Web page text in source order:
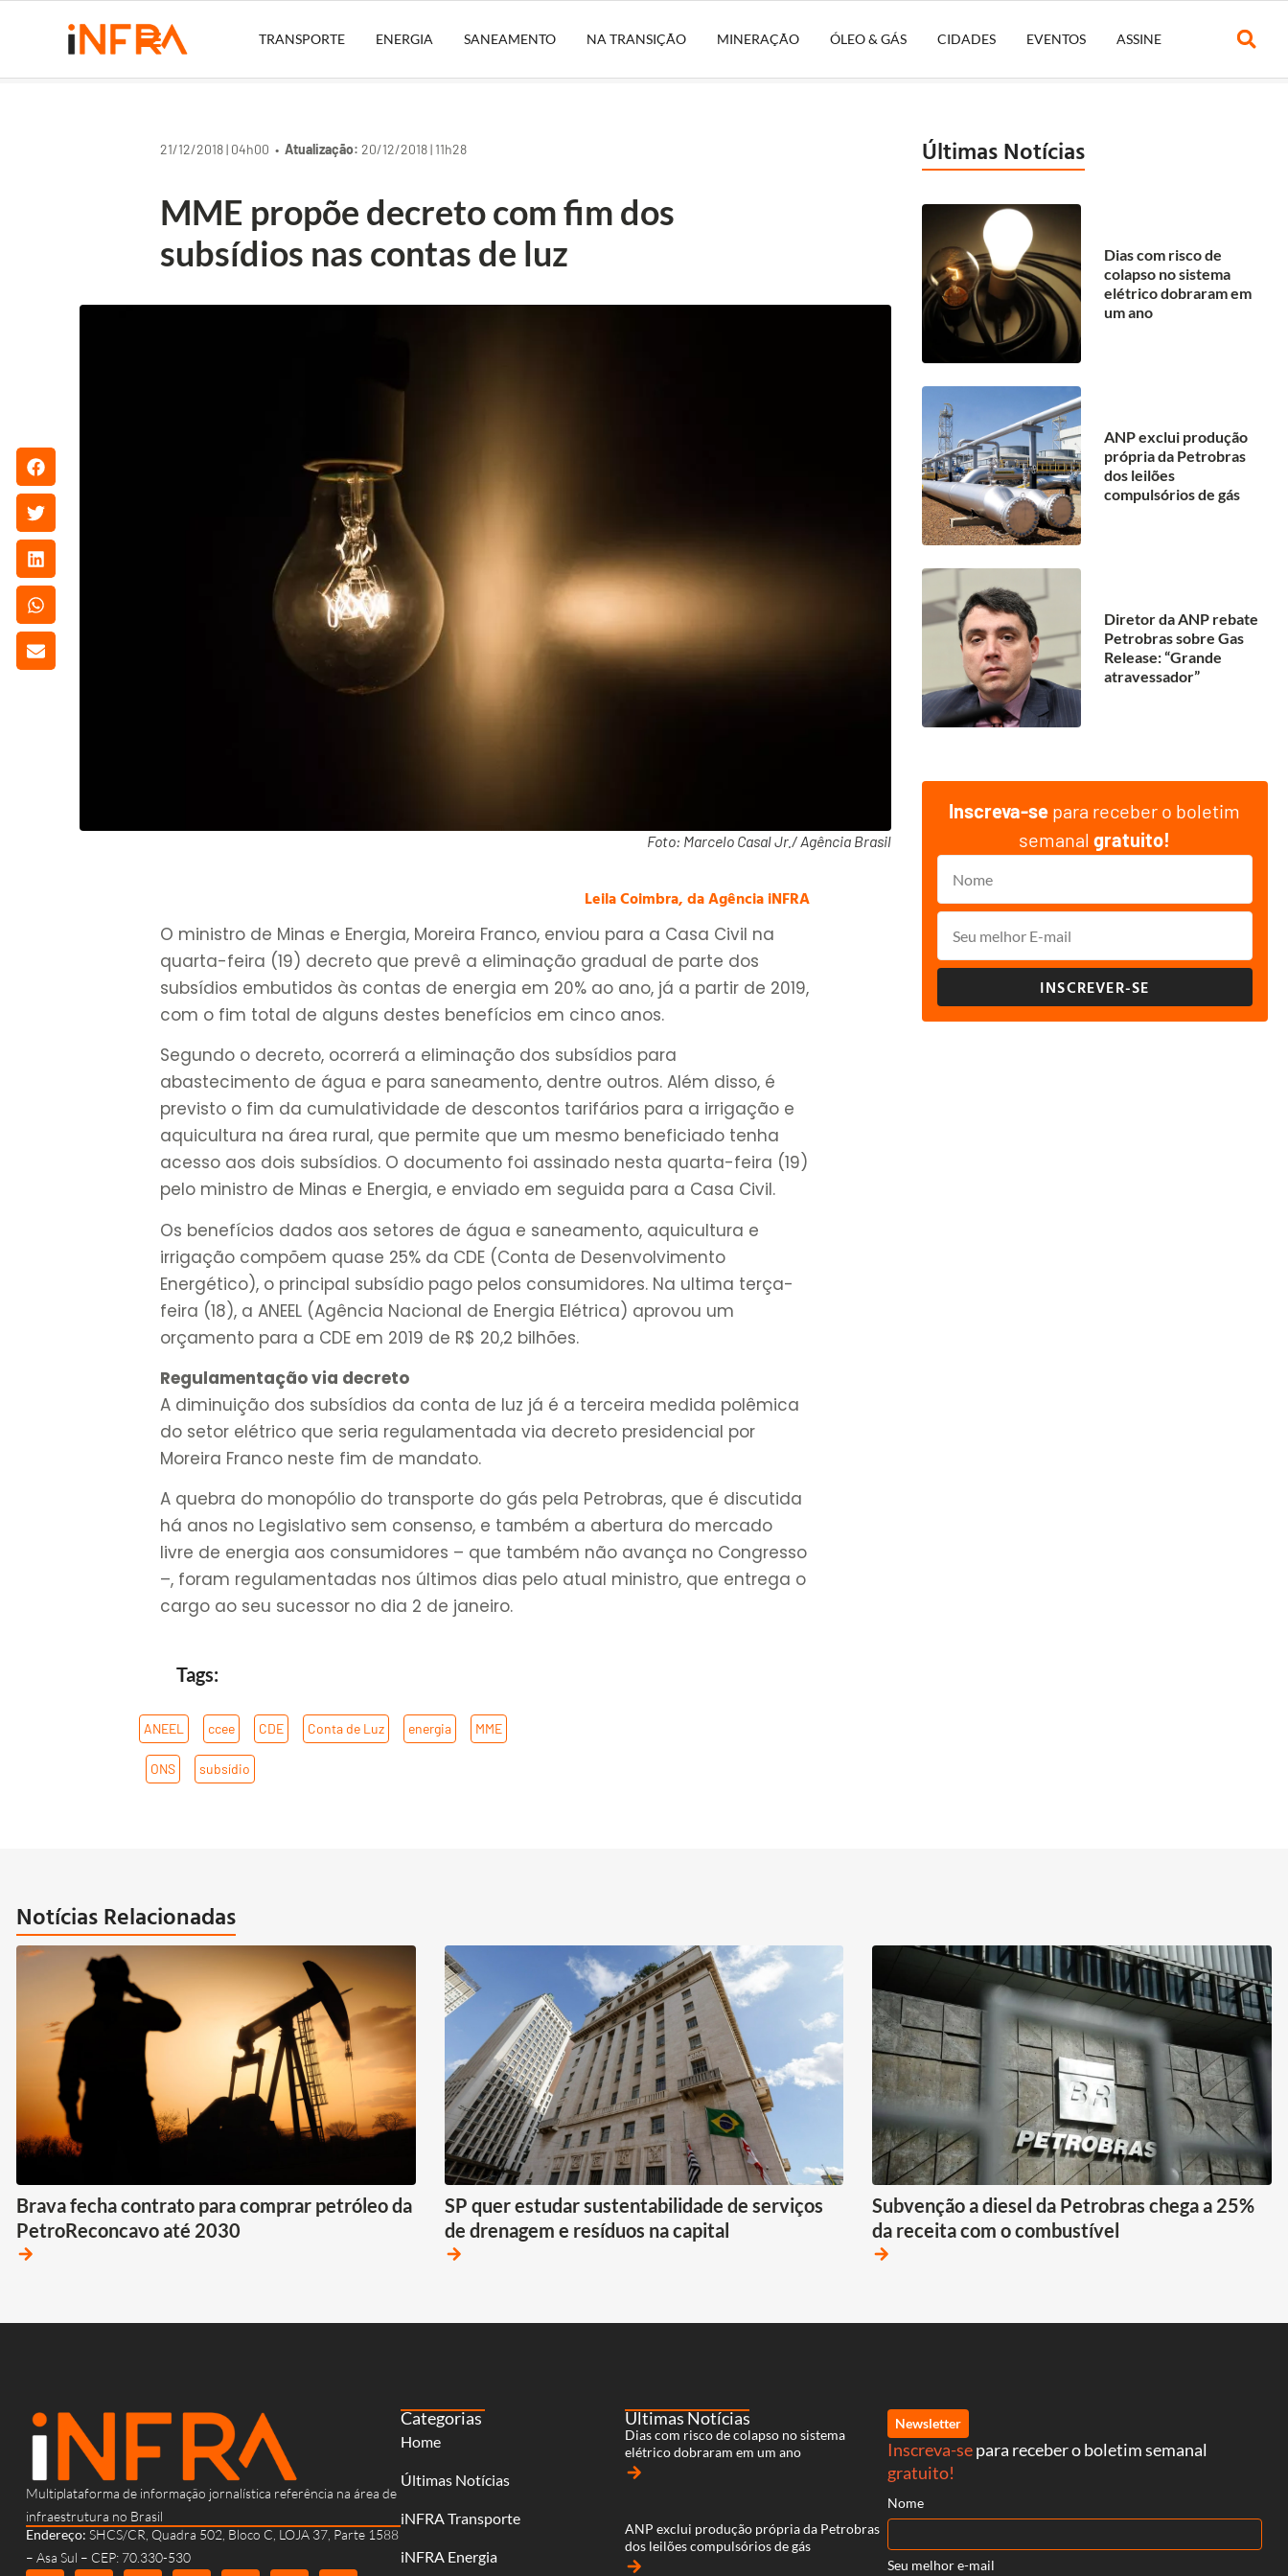
TRANSPORTE ENERGIA SANEAMENTO NA TRANSIÇÃO MINERAÇÃO ÓLEO & GÁS CIDADES EVENTOS ASSINE
21/12/2018 | 04h00 •Atualização: 20/12/2018 | 11h28
MME propõe decreto com fim dos
subsídios nas contas de luz
Foto: Marcelo Casal Jr./ Agência Brasil
Leila Coimbra, da Agência iNFRA
O ministro de Minas e Energia, Moreira Franco, enviou para a Casa Civil na
quarta-feira (19) decreto que prevê a eliminação gradual de parte dos
subsídios embutidos às contas de energia em 20% ao ano, já a partir de 2019,
com o fim total de alguns destes benefícios em cinco anos.
Segundo o decreto, ocorrerá a eliminação dos subsídios para
abastecimento de água e para saneamento, dentre outros. Além disso, é
previsto o fim da cumulatividade de descontos tarifários para a irrigação e
aquicultura na área rural, que permite que um mesmo beneficiado tenha
acesso aos dois subsídios. O documento foi assinado nesta quarta-feira (19)
pelo ministro de Minas e Energia, e enviado em seguida para a Casa Civil.
Os benefícios dados aos setores de água e saneamento, aquicultura e
irrigação compõem quase 25% da CDE (Conta de Desenvolvimento
Energético), o principal subsídio pago pelos consumidores. Na ultima terça-
feira (18), a ANEEL (Agência Nacional de Energia Elétrica) aprovou um
orçamento para a CDE em 2019 de R$ 20,2 bilhões.
Regulamentação via decreto
A diminuição dos subsídios da conta de luz já é a terceira medida polêmica
do setor elétrico que seria regulamentada via decreto presidencial por
Moreira Franco neste fim de mandato.
A quebra do monopólio do transporte do gás pela Petrobras, que é discutida
há anos no Legislativo sem consenso, e também a abertura do mercado
livre de energia aos consumidores – que também não avança no Congresso
­–, foram regulamentadas nos últimos dias pelo atual ministro, que entrega o
cargo ao seu sucessor no dia 2 de janeiro.
Tags:
ANEEL ccee CDE Conta de Luz energia MME
ONS subsídio
Últimas Notícias
Dias com risco de
colapso no sistema
elétrico dobraram em
um ano
ANP exclui produção
própria da Petrobras
dos leilões
compulsórios de gás
Diretor da ANP rebate
Petrobras sobre Gas
Release: “Grande
atravessador”
Inscreva-se para receber o boletim
semanalgratuito!
INSCREVER-SE
Notícias Relacionadas
Brava fecha contrato para comprar petróleo da
PetroReconcavo até 2030
arrow_forward
SP quer estudar sustentabilidade de serviços
de drenagem e resíduos na capital
arrow_forward
Subvenção a diesel da Petrobras chega a 25%
da receita com o combustível
arrow_forward
Multiplataforma de informação jornalística referência na área de
infraestrutura no Brasil
Endereço: SHCS/CR, Quadra 502, Bloco C, LOJA 37, Parte 1588
– Asa Sul – CEP: 70.330-530
Categorias
Home
Últimas Notícias
iNFRA Transporte
iNFRA Energia
Últimas Notícias
Dias com risco de colapso no sistema
elétrico dobraram em um ano
arrow_forward
ANP exclui produção própria da Petrobras
dos leilões compulsórios de gás
arrow_forward
Newsletter
Inscreva-separa receber o boletim semanal
gratuito!
Nome
Seu melhor e-mail